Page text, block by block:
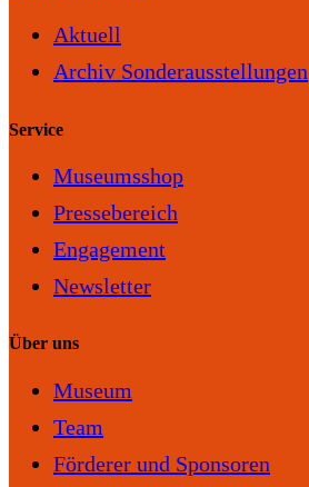
Aktuell
Archiv Sonderausstellungen
Service
Museumsshop
Pressebereich
Engagement
Newsletter
Über uns
Museum
Team
Förderer und Sponsoren